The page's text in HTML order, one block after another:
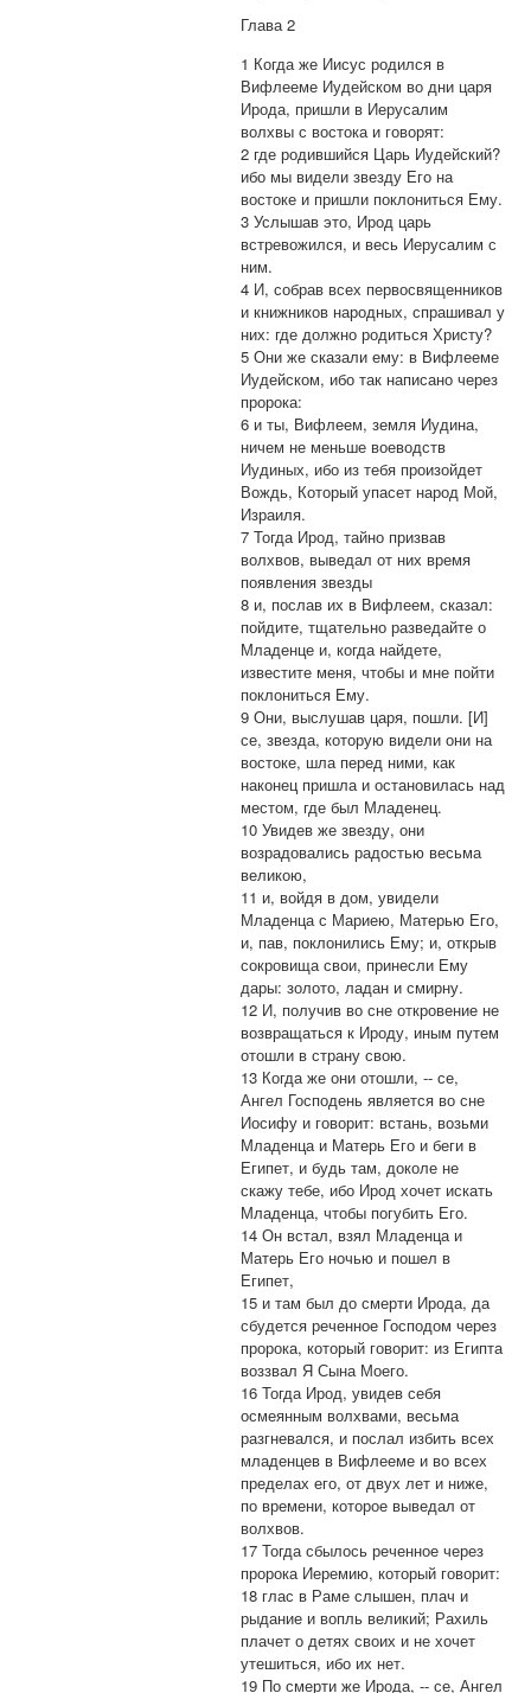
Глава 2
1 Когда же Иисус родился в
Вифлееме Иудейском во дни царя
Ирода, пришли в Иерусалим
волхвы с востока и говорят:
2 где родившийся Царь Иудейский?
ибо мы видели звезду Его на
востоке и пришли поклониться Ему.
3 Услышав это, Ирод царь
встревожился, и весь Иерусалим с
ним.
4 И, собрав всех первосвященников
и книжников народных, спрашивал у
них: где должно родиться Христу?
5 Они же сказали ему: в Вифлееме
Иудейском, ибо так написано через
пророка:
6 и ты, Вифлеем, земля Иудина,
ничем не меньше воеводств
Иудиных, ибо из тебя произойдет
Вождь, Который упасет народ Мой,
Израиля.
7 Тогда Ирод, тайно призвав
волхвов, выведал от них время
появления звезды
8 и, послав их в Вифлеем, сказал:
пойдите, тщательно разведайте о
Младенце и, когда найдете,
известите меня, чтобы и мне пойти
поклониться Ему.
9 Они, выслушав царя, пошли. [И]
се, звезда, которую видели они на
востоке, шла перед ними, как
наконец пришла и остановилась над
местом, где был Младенец.
10 Увидев же звезду, они
возрадовались радостью весьма
великою,
11 и, войдя в дом, увидели
Младенца с Мариею, Матерью Его,
и, пав, поклонились Ему; и, открыв
сокровища свои, принесли Ему
дары: золото, ладан и смирну.
12 И, получив во сне откровение не
возвращаться к Ироду, иным путем
отошли в страну свою.
13 Когда же они отошли, -- се,
Ангел Господень является во сне
Иосифу и говорит: встань, возьми
Младенца и Матерь Его и беги в
Египет, и будь там, доколе не
скажу тебе, ибо Ирод хочет искать
Младенца, чтобы погубить Его.
14 Он встал, взял Младенца и
Матерь Его ночью и пошел в
Египет,
15 и там был до смерти Ирода, да
сбудется реченное Господом через
пророка, который говорит: из Египта
воззвал Я Сына Моего.
16 Тогда Ирод, увидев себя
осмеянным волхвами, весьма
разгневался, и послал избить всех
младенцев в Вифлееме и во всех
пределах его, от двух лет и ниже,
по времени, которое выведал от
волхвов.
17 Тогда сбылось реченное через
пророка Иеремию, который говорит:
18 глас в Раме слышен, плач и
рыдание и вопль великий; Рахиль
плачет о детях своих и не хочет
утешиться, ибо их нет.
19 По смерти же Ирода, -- се, Ангел